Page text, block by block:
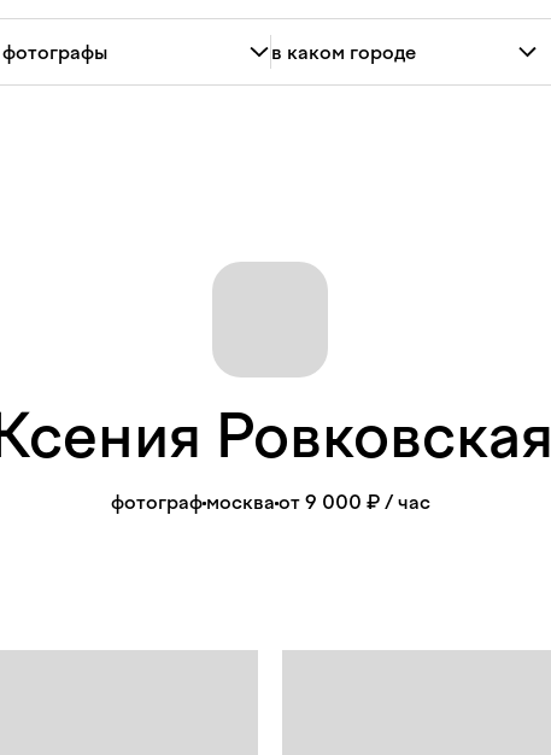
Ровковская
фотографмоскваот 9 000 ₽/ час